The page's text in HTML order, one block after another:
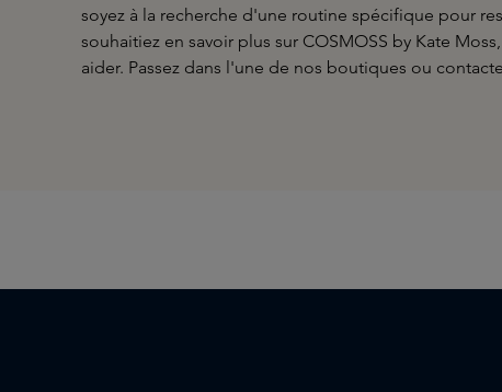
soyez à la recherche d'une routine spécifique pour
souhaitiez en savoir plus sur COSMOSS by Kate
aider. Passez dans l'une de nos boutiques ou